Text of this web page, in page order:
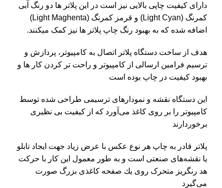
دارای کیفیت چاپی بالایی نیز است در این پلاتر ها دو رنگ آبی
کمرنگ (Light Cyan) و قرمز کمرنگ (Light Maghenta)
اضافه شده که به بهبود رنگ چاپ پلاتر ها نیز کمک میکنند.
هدف از ساخت دستگاه پلاتر اتصال به کامپیوتر، پردازش و
ترسیم فرامین ارسالی از کامپیوتر و راحت تر کردن کار ها و
بهبود کیفیت در چاپ بوده است
این دستگاه نقشه و نمودارهای ترسیمی طراحی شده توسط
کامپیوتر را بر روی کاغذ می‌آورد که از کیفیت بی نظیری
برخوردارند
پلاتر قادر به چاپ هر نوع عکس با عرض زیاد جهت ایجاد تابلو
یا نقشه‌های صنعتی است و به طور معمول این كار با حركت
هد رنگریز متحرک روی یك صفحه كاغذی بزرگ صورت
می‌گیرد